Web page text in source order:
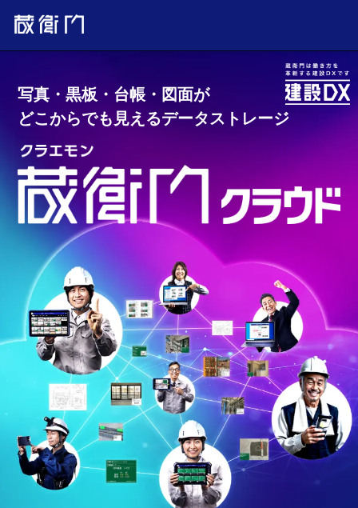
写真・黒板・台帳・図面が
どこからでも見えるデータストレージ